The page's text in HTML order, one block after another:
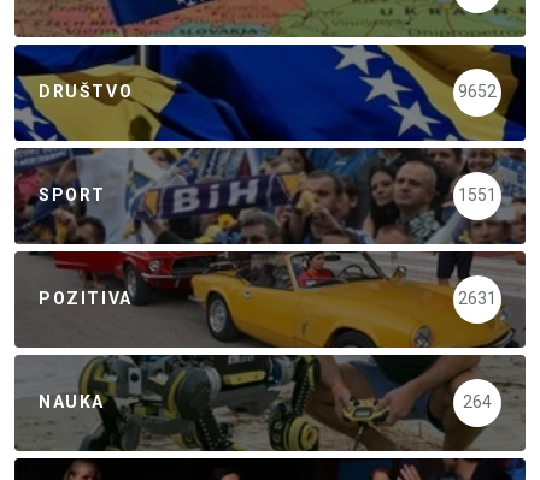
DRUŠTVO 9652
SPORT 1551
POZITIVA 2631
NAUKA 264